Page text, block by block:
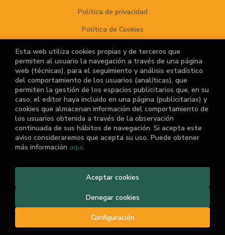
Añadir a mi cesta
Política de privacidad
Política de Cookies
ATENCIÓN AL CLIENTE
Quiénes somos
Noticias
¿No encuentras el libro que buscas?
El Retiro de las Letras. Todos los Derechos
Esta web utiliza cookies propias y de terceros que
permiten al usuario la navegación a través de una página
web (técnicas), para el seguimiento y análisis estadístico
del comportamiento de los usuarios (analíticas), que
permiten la gestión de los espacios publicitarios que, en su
caso, el editor haya incluido en una página (publicitarias) y
cookies que almacenan información del comportamiento de
los usuarios obtenida a través de la observación
continuada de sus hábitos de navegación. Si acepta este
aviso consideraremos que acepta su uso. Puede obtener
más información aquí.
Configuración
Denegar cookies
Aceptar cookies